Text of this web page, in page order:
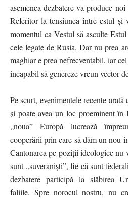
asemenea dezbatere va produce
Referitor la tensiunea între estul și
momentul ca Vestul să asculte
cele legate de Rusia. Dar nu prea
maghiar e prea nefrecventabil, iar
incapabil să genereze vreun vector
Pe scurt, evenimentele recente
și poate avea un loc proeminent în
„noua” Europă lucrează
cooperării prin care să dăm un nou
Cantonarea pe poziții ideologice nu
sunt „suveranişti”, fie că sunt
dezbatere participă la slăbirea
faliile. Spre norocul nostru, nu